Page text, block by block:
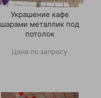
Украшение кафе
шарами металлик под
потолок
Цена по запросу